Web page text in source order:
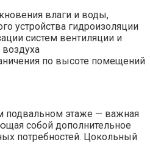
влаги и воды,
устройства гидроизоляции
систем вентиляции и
по высоте помещений
подвальном этаже — важная
собой дополнительное
потребностей.​ Цокольный